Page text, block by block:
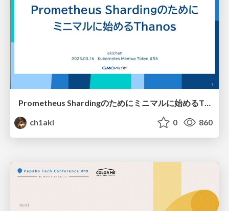
Prometheus Shardingのためにミニマルに始めるThanos
ch1aki
0 860